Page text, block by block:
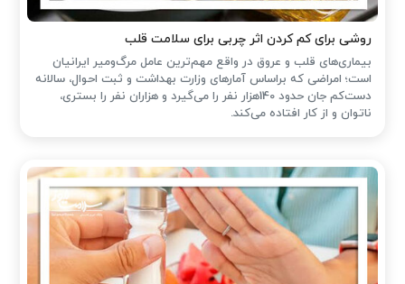
روشی برای کم کردن اثر چربی برای سلامت قلب
بیماری‌های قلب و عروق در واقع مهم‌ترین عامل مرگ‌ومیر ایرانیان
است؛ امراضی که براساس آمارهای وزارت بهداشت و ثبت احوال، سالانه
دست‌کم جان حدود 140هزار نفر را می‌گیرد و هزاران نفر را بستری،
ناتوان و از کار افتاده می‌کند.